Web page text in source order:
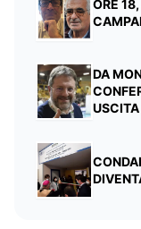
ORE
DA